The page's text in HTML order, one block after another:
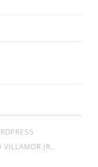
VILLAMOR JR..